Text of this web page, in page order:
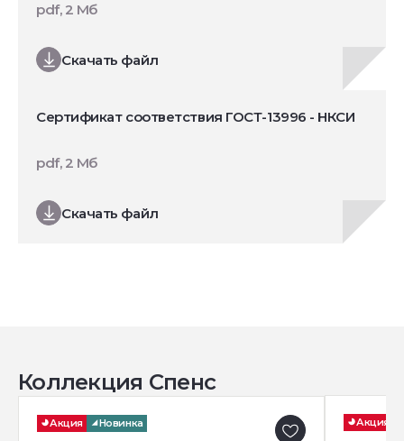
Скачать файл
pdf, 2 Мб
Сертификат соответствия ГОСТ-13996 - НКСИ
Скачать файл
pdf, 2 Мб
Коллекция Спенс
Акция Новинка Акция